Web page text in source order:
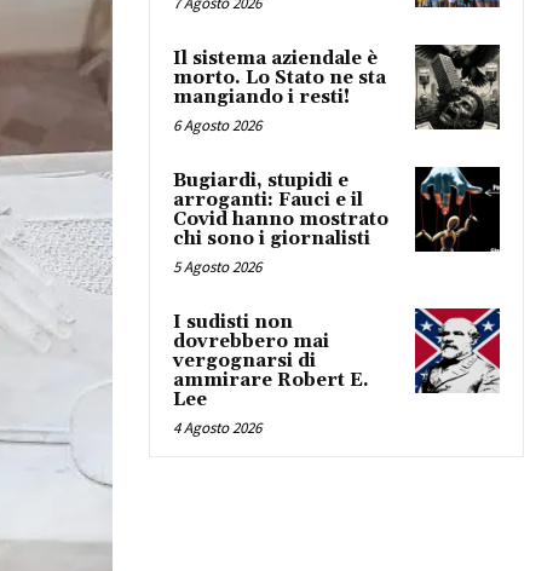
Il sistema aziendale è
morto. Lo Stato ne sta
mangiando i resti!
6 Agosto 2026
Bugiardi, stupidi e
arroganti: Fauci e il
Covid hanno mostrato
chi sono i giornalisti
5 Agosto 2026
I sudisti non
dovrebbero mai
vergognarsi di
ammirare Robert E.
Lee
4 Agosto 2026